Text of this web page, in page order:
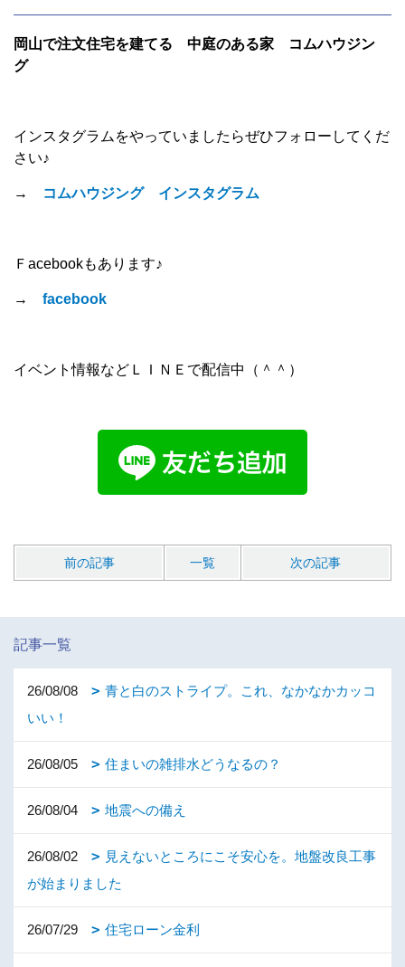
岡山で注文住宅を建てる 中庭のある家 コムハウジン
グ
インスタグラムをやっていましたらぜひフォローしてくだ
さい♪
→ コムハウジング インスタグラム
Ｆacebookもあります♪
→ facebook
イベント情報などＬＩＮＥで配信中（＾＾）
前の記事 一覧 次の記事
記事一覧
26/08/08
青と白のストライプ。これ、なかなかカッコ
いい！
26/08/05 住まいの雑排水どうなるの？
26/08/04 地震への備え
26/08/02
見えないところにこそ安心を。地盤改良工事
が始まりました
26/07/29 住宅ローン金利